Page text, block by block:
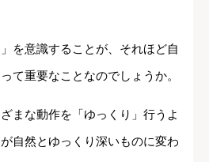
を意識することが、それほど自
て重要なことなのでしょうか。
まな動作を「ゆっくり」行うよ
自然とゆっくり深いものに変わ